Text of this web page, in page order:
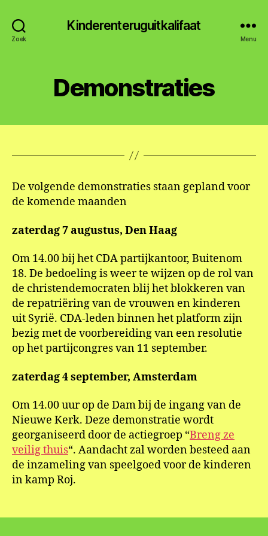
Zoek
Kinderenteruguitkalifaat
Menu
Demonstraties
De volgende demonstraties staan gepland voor
de komende maanden
zaterdag 7 augustus, Den Haag
Om 14.00 bij het CDA partijkantoor, Buitenom
18. De bedoeling is weer te wijzen op de rol van
de christendemocraten blij het blokkeren van
de repatriëring van de vrouwen en kinderen
uit Syrië. CDA-leden binnen het platform zijn
bezig met de voorbereiding van een resolutie
op het partijcongres van 11 september.
zaterdag 4 september, Amsterdam
Om 14.00 uur op de Dam bij de ingang van de
Nieuwe Kerk. Deze demonstratie wordt
georganiseerd door de actiegroep “Breng ze
veilig thuis“. Aandacht zal worden besteed aan
de inzameling van speelgoed voor de kinderen
in kamp Roj.